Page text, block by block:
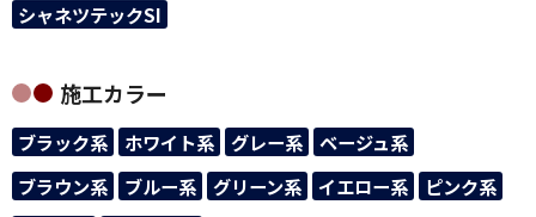
シャネツテックSI
施工カラー
ブラック系 ホワイト系 グレー系
ベージュ系
ブラウン系
ブルー系 グリーン系 イエロー系
ピンク系